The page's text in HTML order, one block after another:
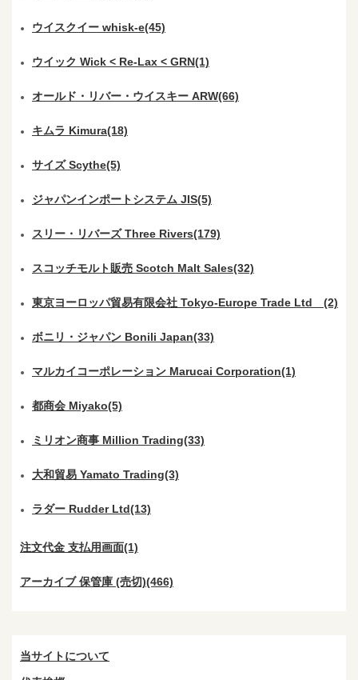
ウイスクイー whisk-e(45)
ウイック Wick < Re-Lax < GRN(1)
オールド・リバー・ウイスキー ARW(66)
キムラ Kimura(18)
サイズ Scythe(5)
ジャパンインポートシステム JIS(5)
スリー・リバーズ Three Rivers(179)
スコッチモルト販売 Scotch Malt Sales(32)
東京ヨーロッパ貿易有限会社 Tokyo-Europe Trade Ltd (2)
ボニリ・ジャパン Bonili Japan(33)
マルカイコーポレーション Marucai Corporation(1)
都商会 Miyako(5)
ミリオン商事 Million Trading(33)
大和貿易 Yamato Trading(3)
ラダー Rudder Ltd(13)
注文代金 支払用画面(1)
アーカイブ 保管庫 (売切)(466)
当サイトについて